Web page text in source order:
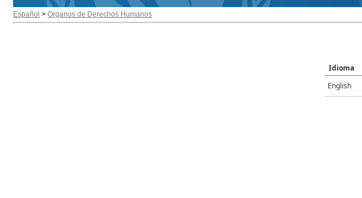
Español > Organos de Derechos Humanos
Idioma
English